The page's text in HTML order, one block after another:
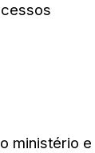
ministério e